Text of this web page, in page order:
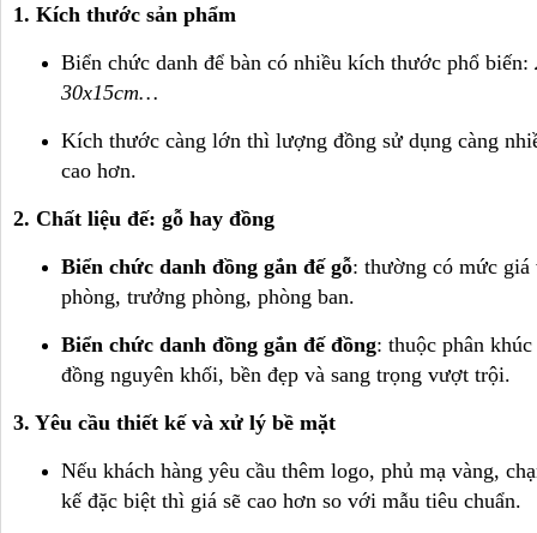
1. Kích thước sản phẩm
Biển chức danh để bàn có nhiều kích thước phổ biến:
30x15cm…
Kích thước càng lớn thì lượng đồng sử dụng càng
cao hơn.
2. Chất liệu đế: gỗ hay đồng
Biển chức danh đồng gắn đế gỗ: thường có mức giá
phòng, trưởng phòng, phòng ban.
Biển chức danh đồng gắn đế đồng: thuộc phân
đồng nguyên khối, bền đẹp và sang trọng vượt trội.
3. Yêu cầu thiết kế và xử lý bề mặt
Nếu khách hàng yêu cầu thêm logo, phủ mạ vàng,
kế đặc biệt thì giá sẽ cao hơn so với mẫu tiêu chuẩn.